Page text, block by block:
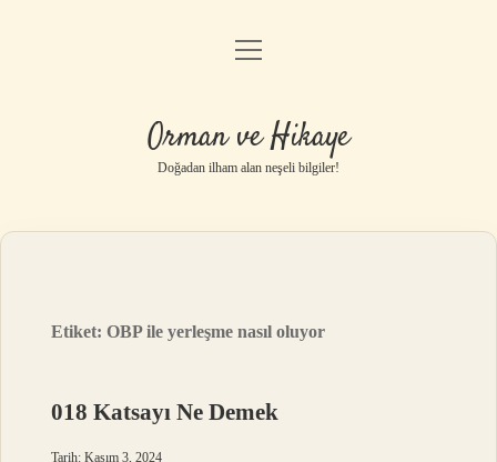
Anasayfa
Yasal Uyarı
menüyü
Orman ve Hikaye
Doğadan ilham alan neşeli bilgiler!
Etiket:OBP ile yerleşme nasıl oluyor
018 Katsayı Ne Demek
Tarih: Kasım 3, 2024